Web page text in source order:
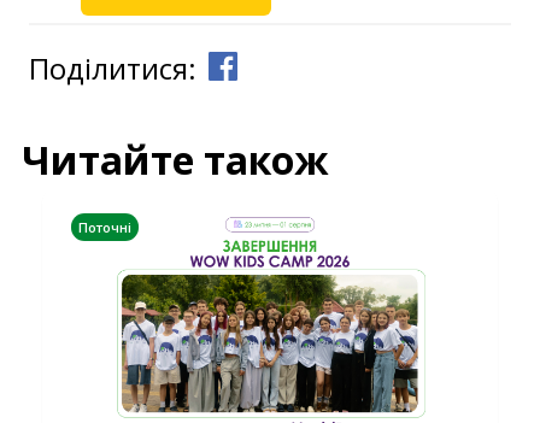
Поділитися:
Читайте також
Поточні